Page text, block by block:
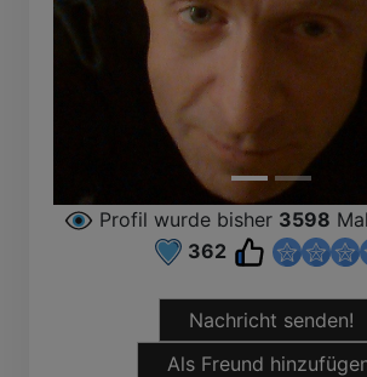
Profil wurde bisher 3598
362
Nachricht senden!
Als Freund